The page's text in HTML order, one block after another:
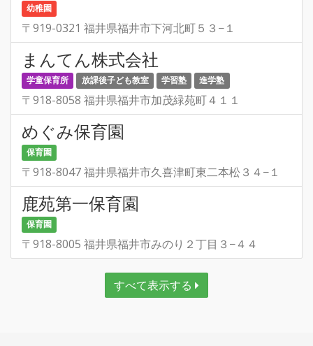
幼稚園
〒919-0321 福井県福井市下河北町５３−１
まんてん株式会社
学童保育所 放課後子ども教室 学習塾 進学塾
〒918-8058 福井県福井市加茂緑苑町４１１
めぐみ保育園
保育園
〒918-8047 福井県福井市久喜津町東二本松３４−１
鹿苑第一保育園
保育園
〒918-8005 福井県福井市みのり２丁目３−４４
すべて表示する